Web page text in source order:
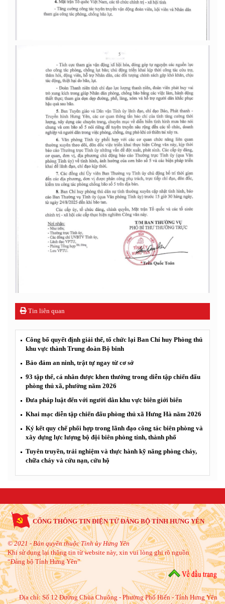
Tin liên quan
Công bố quyết định giải thể, tổ chức lại Ban Chỉ huy Phòng thủ
khu vực thành Trung đoàn Bộ binh
Bảo đảm an ninh, trật tự ngay từ cơ sở
93 tập thể, cá nhân được khen thưởng trong diễn tập chiến đấu
phòng thủ xã, phường năm 2026
Đưa pháp luật đến với người dân khu vực biên giới biển
Khai mạc diễn tập chiến đấu phòng thủ xã Hưng Hà năm 2026
Ký kết quy chế phối hợp trong lãnh đạo công tác biên phòng và
xây dựng lực lượng bộ đội biên phòng tỉnh, thành phố
Tuyên truyền, trải nghiệm và thực hành kỹ năng phòng cháy,
chữa cháy và cứu nạn, cứu hộ
CỔNG THÔNG TIN ĐIỆN TỬ ĐẢNG BỘ TỈNH HƯNG YÊN
© 2021 - Bản quyền thuộc Tỉnh ủy Hưng Yên
Khi sử dụng lại thông tin từ website này, xin vui lòng ghi rõ nguồn
“Đảng bộ Tỉnh Hưng Yên”
Địa chỉ:Số 12 Đường Chùa Chuông - Phường Phố Hiến - Tỉnh Hưng Yên